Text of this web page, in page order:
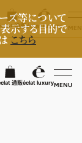
ズ等について
示する目的で
こちら
通販éclat luxuryMENU検
通販éclat luxury